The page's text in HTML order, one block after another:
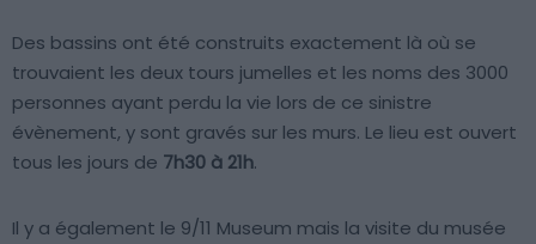
Des bassins ont été construits exactement là où se
trouvaient les deux tours jumelles et les noms des 3000
personnes ayant perdu la vie lors de ce sinistre
évènement, y sont gravés sur les murs. Le lieu est ouvert
tous les jours de 7h30 à 21h.
Il y a également le 9/11 Museum mais la visite du musée